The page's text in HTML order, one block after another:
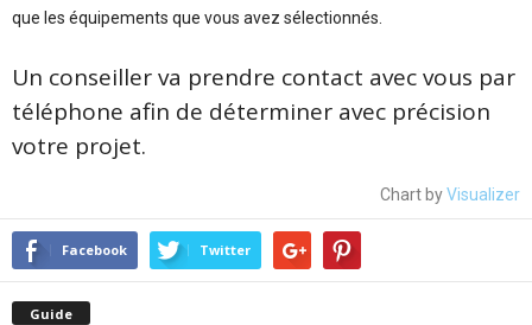
que les équipements que vous avez sélectionnés.
Un conseiller va prendre contact avec vous par
téléphone afin de déterminer avec précision
votre projet.
Chart byVisualizer
Facebook Twitter
Guide